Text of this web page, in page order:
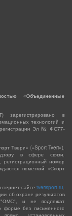
«Объединенные
зарегистрировано в
технологий и
регистрации Эл № ФС77-
Твери» («Sport Tveri»),
в сфере связи,
регистрационный номер
пометкой «Спорт
сайте tverisport.ru,
об охране результатов
"ОМС", и не подлежат
без письменного